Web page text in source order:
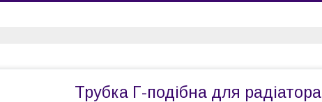
Трубка Г-подібна для радіатора